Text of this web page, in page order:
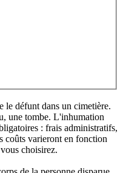
le défunt dans un cimetière.
une tombe. L'inhumation
: frais administratifs,
coûts varieront en fonction
choisirez.